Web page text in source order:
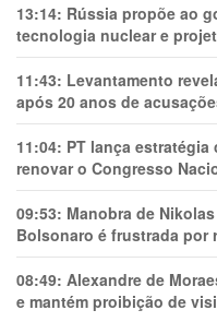
13:14: Rússia propõe ao
tecnologia nuclear e
11:43: Levantamento
após 20 anos de
11:04: PT lança
renovar o Congresso
09:53: Manobra de
Bolsonaro é frustrada por
08:49: Alexandre de
e mantém proibição de